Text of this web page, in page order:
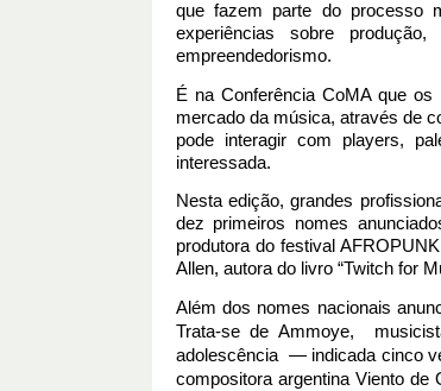
que fazem parte do processo
experiências sobre
empreendedorismo.
É na Conferência CoMA que
mercado da música, através de
pode interagir com players,
interessada.
Nesta edição, grandes
dez primeiros nomes
produtora do festival
Allen, autora do livro “Twitch for
Além dos nomes nacionais
Trata-se de Ammoye,
adolescência  — indicada cinco
compositora argentina Viento de